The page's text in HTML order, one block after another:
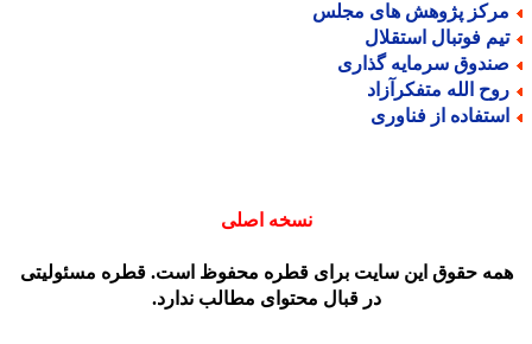
پژوهش های مجلس
فوتبال استقلال
سرمایه گذاری
الله متفکرآزاد
از فناوری
نسخه اصلی
حقوق این سایت برای قطره محفوظ است. قطره مسئولیتی
در قبال محتوای مطالب ندارد.